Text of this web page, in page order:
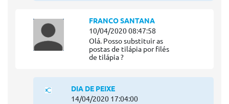
FRANCO SANTANA
10/04/2020 08:47:58
Olá. Posso substituir as
postas de tilápia por filés
de tilápia ?
DIA DE PEIXE
14/04/2020 17:04:00